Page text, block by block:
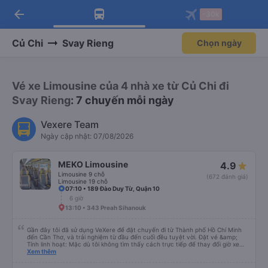
Tải app Vexere ngay!
Nhận ưu đãi thành viên độc
Mở app
Tải app Vexere
-30k/ghế khi đặt vé máy bay qua
Mở app
arrow_back
Củ Chi Svay Rieng Chọn ngày
Vé xe Limousine của 4 nhà xe từ Củ Chi đi
Svay Rieng: 7 chuyến mỗi ngày
Vexere Team
Ngày cập nhật: 07/08/2026
MEKO Limousine
Limousine 9 chỗ
Limousine 19 chỗ
4.9
(672 đánh giá)
07:10 • 189 Đào Duy Từ, Quận 10
6 giờ
13:10 • 343 Preah Sihanouk
Gần đây tôi đã sử dụng VeXere để đặt chuyến đi từ Thành phố Hồ Chí Minh
đến Cần Thơ, và trải nghiệm từ đầu đến cuối đều tuyệt vời. Đặt vé &amp;
Tính linh hoạt: Mặc dù tôi không tìm thấy cách trực tiếp để thay đổi giờ xe
buýt ban đầu trong ứng dụng, nhưng quá trình hủy và đặt lại vé rất suôn sẻ.
Xem thêm